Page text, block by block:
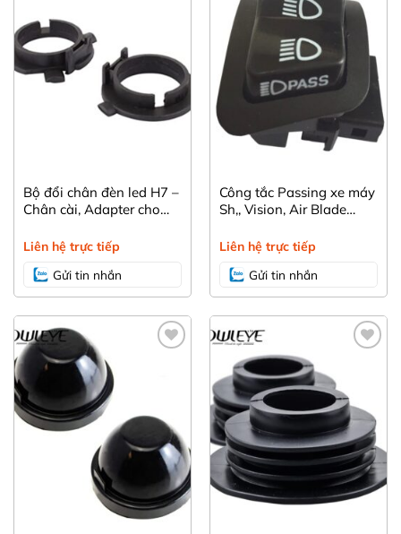
Bộ đổi chân đèn led H7 –
Chân cài, Adapter cho
(2015-2017), Kona, KIA
Liên hệ trực tiếp
Gửi tin nhắn
Công tắc Passing xe máy
Sh,, Vision, Air Blade…
Liên hệ trực tiếp
Gửi tin nhắn